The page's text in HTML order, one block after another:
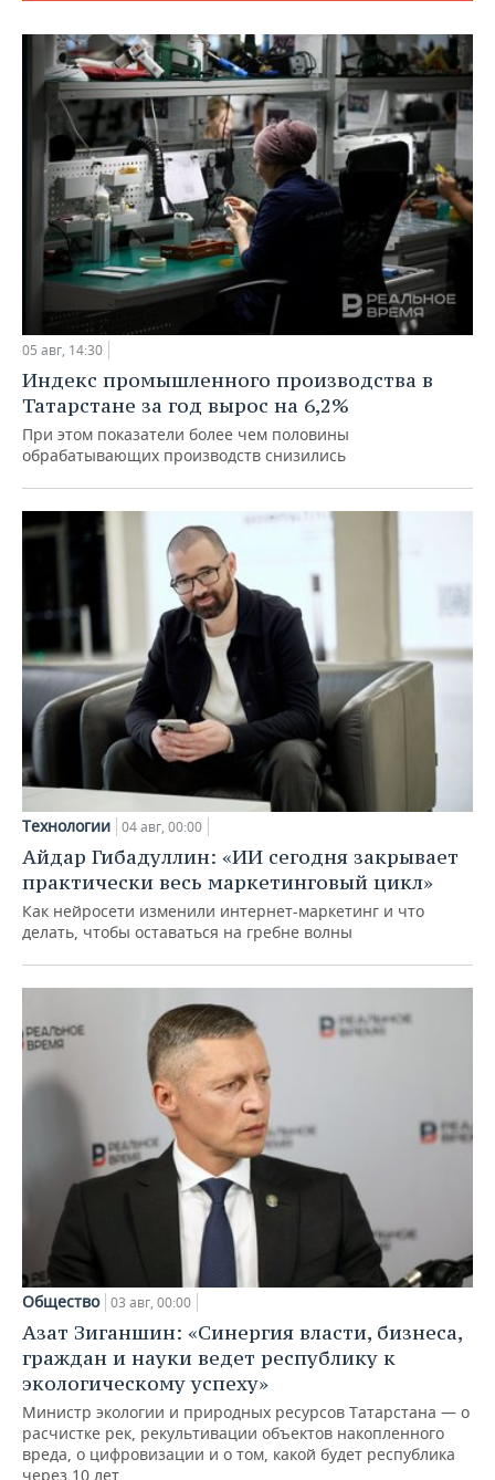
05 авг, 14:30
Индекс промышленного производства в
Татарстане за год вырос на 6,2%
При этом показатели более чем половины
обрабатывающих производств снизились
Технологии 04 авг, 00:00
Айдар Гибадуллин: «ИИ сегодня закрывает
практически весь маркетинговый цикл»
Как нейросети изменили интернет-маркетинг и что
делать, чтобы оставаться на гребне волны
Общество 03 авг, 00:00
Азат Зиганшин: «Синергия власти, бизнеса,
граждан и науки ведет республику к
экологическому успеху»
Министр экологии и природных ресурсов Татарстана — о
расчистке рек, рекультивации объектов накопленного
вреда, о цифровизации и о том, какой будет республика
через 10 лет